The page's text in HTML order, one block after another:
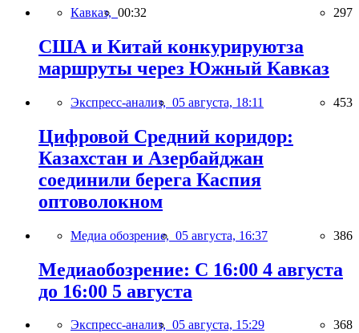
Кавказ, 00:32 297
США и Китай конкурируютза
маршруты через Южный Кавказ
Экспресс-анализ, 05 августа, 18:11 453
Цифровой Средний коридор:
Казахстан и Азербайджан
соединили берега Каспия
оптоволокном
Медиа обозрение, 05 августа, 16:37 386
Медиаобозрение: С 16:00 4 августа
до 16:00 5 августа
Экспресс-анализ, 05 августа, 15:29 368